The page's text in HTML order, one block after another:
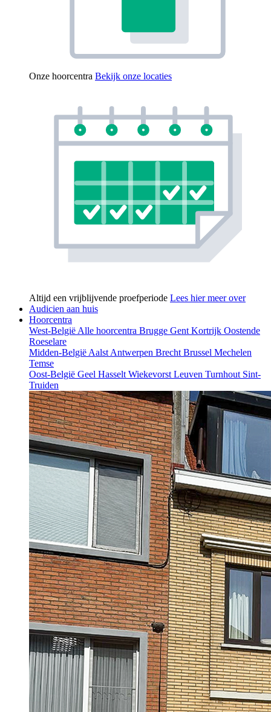
Onze hoorcentra Bekijk onze locaties
Altijd een vrijblijvende proefperiode Lees hier meer over
Audicien aan huis
Hoorcentra
West-België Alle hoorcentra Brugge Gent Kortrijk Oostende
Roeselare
Midden-België Aalst Antwerpen Brecht Brussel Mechelen
Temse
Oost-België Geel Hasselt Wiekevorst Leuven Turnhout Sint-
Truiden